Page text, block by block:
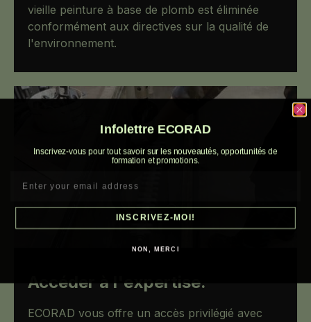
vieille peinture à base de plomb est éliminée
conformément aux directives sur la qualité de
l'environnement.
Accéder à l'expertise.
ECORAD vous offre un accès privilégié avec
Infolettre ECORAD
Inscrivez-vous pour tout savoir sur les nouveautés, opportunités de
formation et promotions.
INSCRIVEZ-MOI!
NON, MERCI